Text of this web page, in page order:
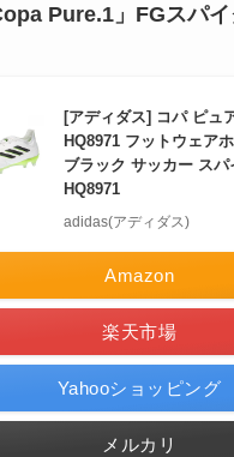
Pure.1」FGスパ
[アディダス] コパ ピュ
HQ8971 フットウェア
ブラック サッカー スパ
HQ8971
adidas(アディダス)
Amazon
楽天市場
Yahooショッピング
メルカリ